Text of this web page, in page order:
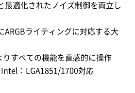
最適化されたノイズ制御を両立し
ARGBライティングに対応する大
りすべての機能を直感的に操作
Intel：LGA1851/1700対応